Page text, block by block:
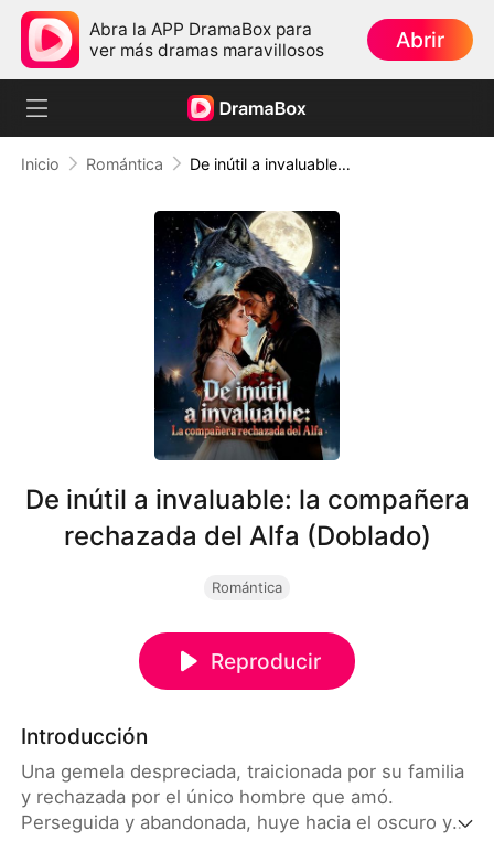
Abra la APP DramaBox para
ver más dramas maravillosos
Abrir
Inicio Romántica De inútil a invaluable: la compañera rechazada del Alfa (Doblado)
De inútil a invaluable: la compañera
rechazada del Alfa (Doblado)
Romántica
Reproducir
Introducción
Una gemela despreciada, traicionada por su familia
y rechazada por el único hombre que amó.
Perseguida y abandonada, huye hacia el oscuro y